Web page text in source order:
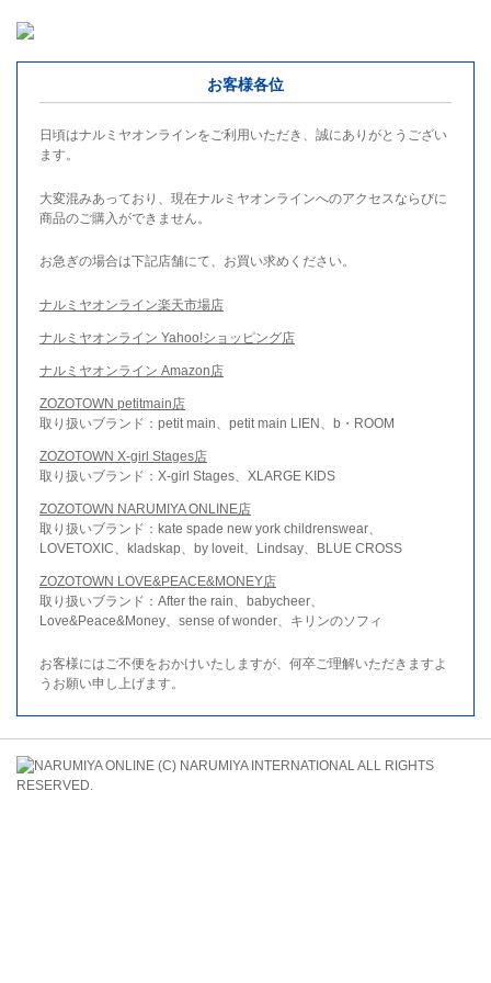
お客様各位
日頃はナルミヤオンラインをご利用いただき、誠にありがとうござい
ます。
大変混みあっており、現在ナルミヤオンラインへのアクセスならびに
商品のご購入ができません。
お急ぎの場合は下記店舗にて、お買い求めください。
ナルミヤオンライン楽天市場店
ナルミヤオンライン Yahoo!ショッピング店
ナルミヤオンライン Amazon店
ZOZOTOWN petitmain店
取り扱いブランド：petit main、petit main LIEN、b・ROOM
ZOZOTOWN X-girl Stages店
取り扱いブランド：X-girl Stages、XLARGE KIDS
ZOZOTOWN NARUMIYA ONLINE店
取り扱いブランド：kate spade new york childrenswear、
LOVETOXIC、kladskap、by loveit、Lindsay、BLUE CROSS
ZOZOTOWN LOVE&PEACE&MONEY店
取り扱いブランド：After the rain、babycheer、
Love&Peace&Money、sense of wonder、キリンのソフィ
お客様にはご不便をおかけいたしますが、何卒ご理解いただきますよ
うお願い申し上げます。